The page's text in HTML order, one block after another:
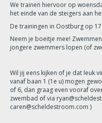
We trainen hiervoor op
het einde van de steigers aan
De trainingen in Oostburg op
Neem je boeitje mee!
jongere zwemmers lopen (of
Wil jij eens kijken of je dat leuk
vanaf baan 1 (1e u) mogen
of 6, dan graag even vooraf
zwembad of via
caren@scheldestroom.com )